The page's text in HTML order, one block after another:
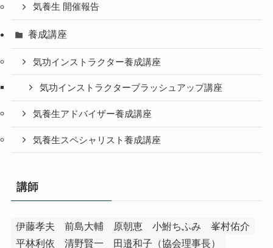
気養生 開催報告
養成講座
気功インストラクター養成講座
気功インストラクターブラッシュアップ講座
気養生アドバイザー養成講座
気養生スペシャリスト養成講座
講師
伊藤孝夫 前島大輔 原朝恵 小鮒ちふみ
峯村佑介
平林利依
清野賢一 田邉和子（協会理事長）